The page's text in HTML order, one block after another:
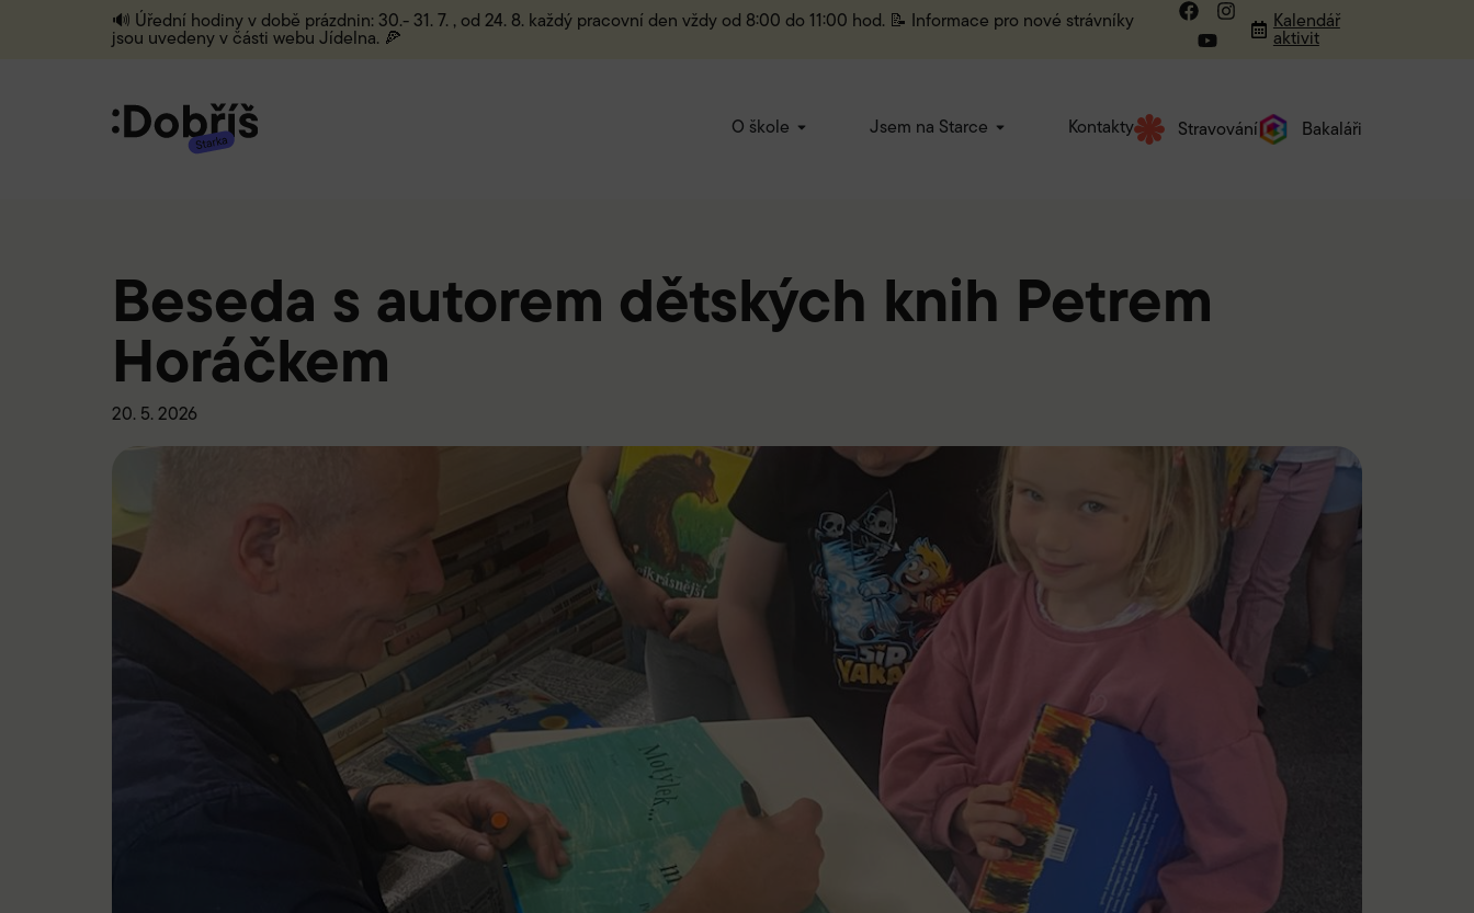
🔊 Úřední hodiny v době prázdnin: 30.- 31. 7. , od 24. 8. každý pracovní den vždy od 8:00 do 11:00 hod. 📝 Informace pro nové strávníky
jsou uvedeny v části webu Jídelna. 🍕
Kalendář
aktivit
O škole Jsem na Starce Kontakty Stravování Bakaláři
Beseda s autorem dětských knih Petrem
Horáčkem
20. 5. 2026